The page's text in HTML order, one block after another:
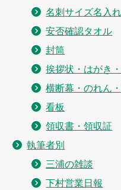
名刺サイズ名入
安否確認タオル
封筒
挨拶状・はがき
横断幕・のれん
看板
領収書・領収証
執筆者別
三浦の雑談
下村営業日報